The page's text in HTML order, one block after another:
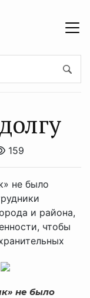
159
не было
и района,
чтобы
не было